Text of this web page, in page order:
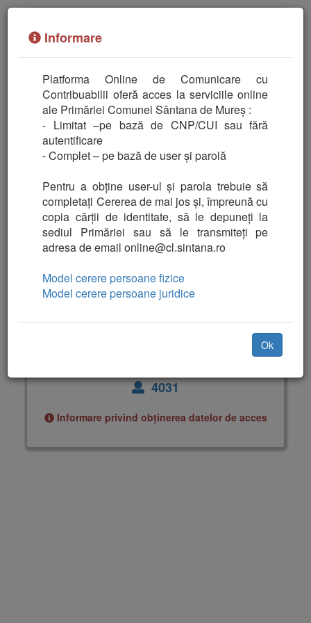
Platformă Online de Comunicare cu Contribuabilii
Utilizator Cnp/Cui Fără autentificare
4031
Informare privind obținerea datelor de acces
Informare
Platforma Online de Comunicare cu
Contribuabilii oferă acces la serviciile online
ale Primăriei Comunei Sântana de Mureș :
- Limitat –pe bază de CNP/CUI sau fără
autentificare
- Complet – pe bază de user și parolă
Pentru a obține user-ul și parola trebuie să
completați Cererea de mai jos și, împreună cu
copia cărții de identitate, să le depuneți la
sediul Primăriei sau să le transmiteți pe
adresa de email online@cl.sintana.ro
Model cerere persoane fizice
Model cerere persoane juridice
Ok